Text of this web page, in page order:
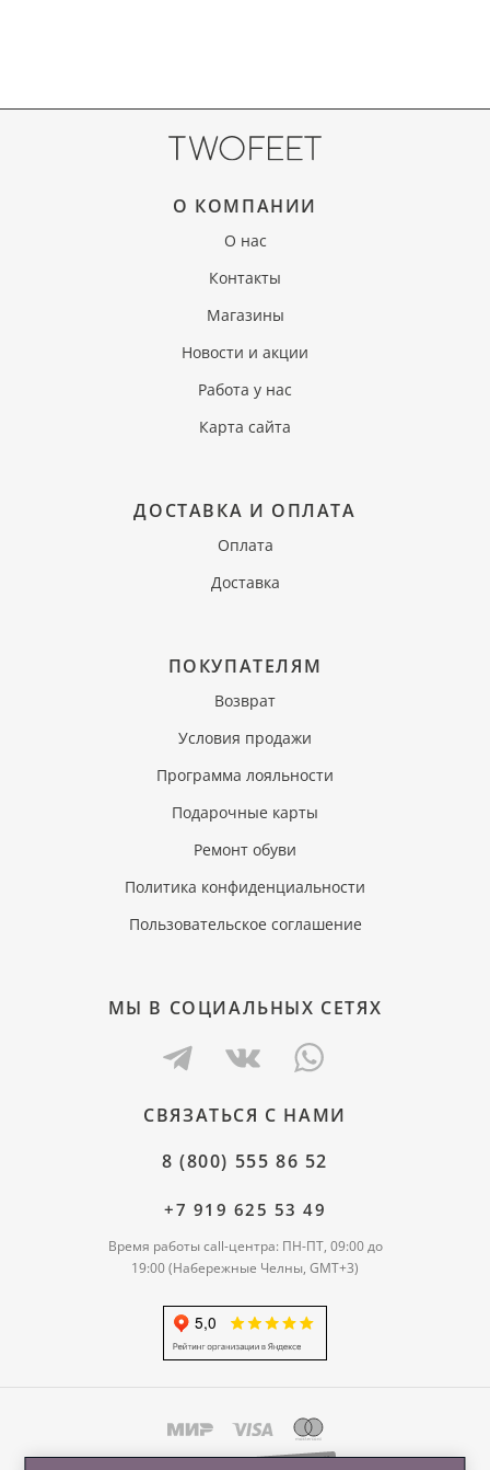
О КОМПАНИИ
О нас
Контакты
Магазины
Новости и акции
Работа у нас
Карта сайта
ДОСТАВКА И ОПЛАТА
Оплата
Доставка
ПОКУПАТЕЛЯМ
Возврат
Условия продажи
Программа лояльности
Подарочные карты
Ремонт обуви
Политика конфиденциальности
Пользовательское соглашение
МЫ В СОЦИАЛЬНЫХ СЕТЯХ
СВЯЗАТЬСЯ С НАМИ
8 (800) 555 86 52
+7 919 625 53 49
Время работы call-центра: ПН-ПТ, 09:00 до
19:00 (Набережные Челны, GMT+3)